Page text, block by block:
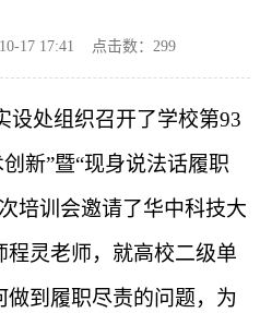
17 17:41 点击数：299
设处组织召开了学校第93
新”暨“现身说法话履职
培训会邀请了华中科技大
灵老师，就高校二级单
到履职尽责的问题，为